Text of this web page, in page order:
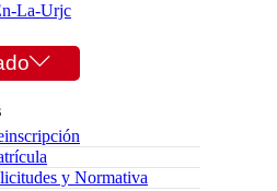
La-Urjc
y Normativa